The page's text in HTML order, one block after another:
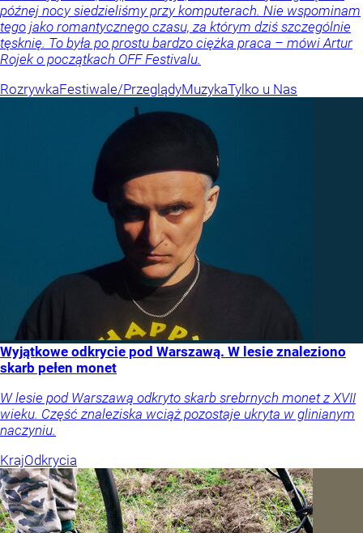
późnej nocy siedzieliśmy przy komputerach. Nie wspominam
tego jako romantycznego czasu, za którym dziś szczególnie
tęsknię. To była po prostu bardzo ciężka praca – mówi Artur
Rojek o początkach OFF Festivalu.
RozrywkaFestiwale/PrzeglądyMuzykaTylko u Nas
Wyjątkowe odkrycie pod Warszawą. W lesie znaleziono
skarb pełen monet
W lesie pod Warszawą odkryto skarb srebrnych monet z XVII
wieku. Część znaleziska wciąż pozostaje ukryta w glinianym
naczyniu.
KrajOdkrycia